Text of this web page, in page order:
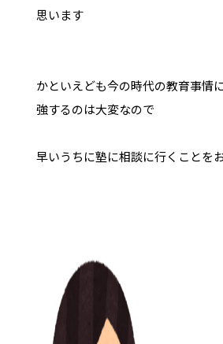
思います
かといえども今の時代の教育事情
強するのは大変なので
早いうちに塾に相談に行くことを